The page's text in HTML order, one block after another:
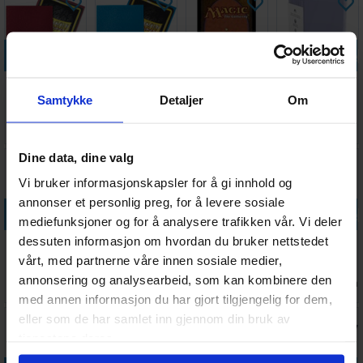
Samtykke Detaljer Om
Dine data, dine valg
Vi bruker informasjonskapsler for å gi innhold og
annonser et personlig preg, for å levere sosiale
mediefunksjoner og for å analysere trafikken vår. Vi deler
dessuten informasjon om hvordan du bruker nettstedet
vårt, med partnerne våre innen sosiale medier,
annonsering og analysearbeid, som kan kombinere den
med annen informasjon du har gjort tilgjengelig for dem,
eller som de har samlet inn gjennom din bruk av
Matte Blood
Red x100
Antall på
Sapphire x100
Legg i handlekurven
DeckProtector
Legg i
Toploading -
Legg i handlekurven
FlexXfolio 18-
Pocket Svart
209,- Antall på
Legg i handlekurven
Collectors
Album Regular
Svart
299,- Antall på
lager: 18
Legg i handlekurven
Innersleeves
Side-Loading
Klar 63x88
99,- Antall på
lager:
Legg i
Plastlomme
Side Load
Svart x50
344,- Antall på